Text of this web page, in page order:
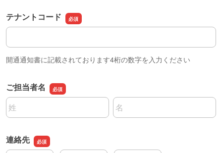
テナントコード
テナントコード
開通通知書に記載されております4桁の数字を入力ください
ご担当者名
名前の姓
名前の名
連絡先